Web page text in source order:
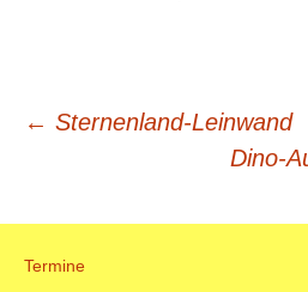
Beitrags-
← Sternenland-Leinwand
Dino-
Termine